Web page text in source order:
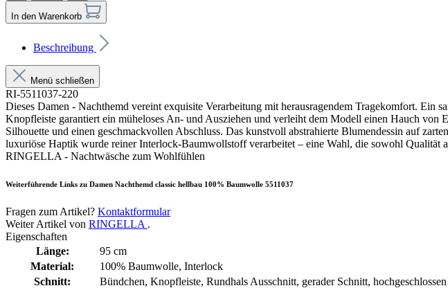
In den Warenkorb
Beschreibung
Menü schließen
RI-5511037-220
Dieses Damen - Nachthemd vereint exquisite Verarbeitung mit herausragendem Tragekomfort. Ein
Knopfleiste garantiert ein müheloses An- und Ausziehen und verleiht dem Modell einen Hauch
Silhouette und einen geschmackvollen Abschluss. Das kunstvoll abstrahierte Blumendessin auf
luxuriöse Haptik wurde reiner Interlock-Baumwollstoff verarbeitet – eine Wahl, die sowohl Qualität
RINGELLA - Nachtwäsche zum Wohlfühlen
Weiterführende Links zu Damen Nachthemd classic hellbau 100% Baumwolle 5511037
Fragen zum Artikel? Kontaktformular
Weiter Artikel von RINGELLA .
Eigenschaften
Länge:
95 cm
Material:
100% Baumwolle, Interlock
Schnitt:
Bündchen, Knopfleiste, Rundhals Ausschnitt, gerader Schnitt, hochgeschlossen